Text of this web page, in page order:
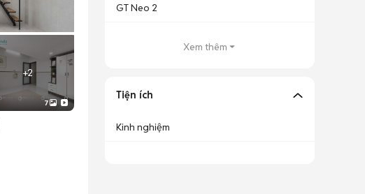
+2
7
GT Neo 2
Xem thêm
Tiện ích
Kinh nghiệm